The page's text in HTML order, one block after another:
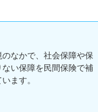
なかで、社会保障や保
い保障を民間保険で補
ます。